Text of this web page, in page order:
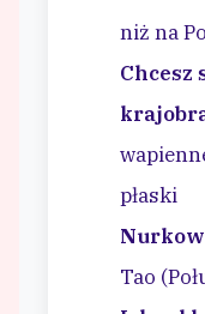
niż na
Chcesz
płaski
Tao